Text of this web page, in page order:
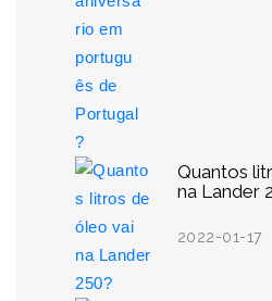
Quantos
na Lander
2022-01-17